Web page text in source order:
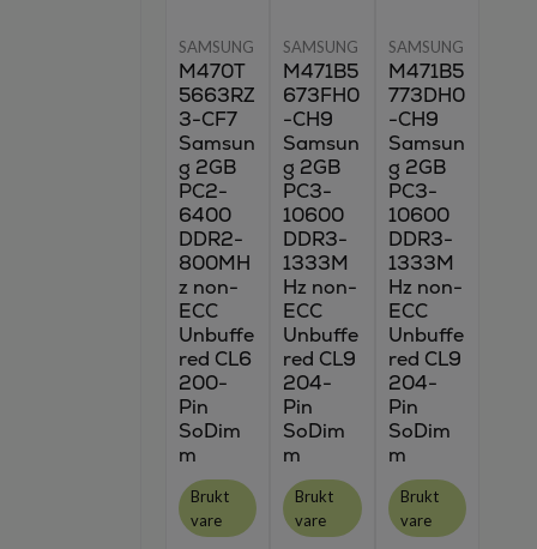
SAMSUNG
M470T
5663RZ
3-CF7
Samsun
g 2GB
PC2-
6400
DDR2-
800MH
z non-
ECC
Unbuffe
red CL6
200-
Pin
SoDim
m
Brukt
vare
SAMSUNG
M471B5
673FH0
-CH9
Samsun
g 2GB
PC3-
10600
DDR3-
1333M
Hz non-
ECC
Unbuffe
red CL9
204-
Pin
SoDim
m
Brukt
vare
SAMSUNG
M471B5
773DH0
-CH9
Samsun
g 2GB
PC3-
10600
DDR3-
1333M
Hz non-
ECC
Unbuffe
red CL9
204-
Pin
SoDim
m
Brukt
vare